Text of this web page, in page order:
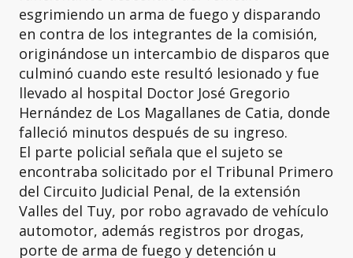
esgrimiendo un arma de fuego y disparando
en contra de los integrantes de la comisión,
originándose un intercambio de disparos que
culminó cuando este resultó lesionado y fue
llevado al hospital Doctor José Gregorio
Hernández de Los Magallanes de Catia, donde
falleció minutos después de su ingreso.
El parte policial señala que el sujeto se
encontraba solicitado por el Tribunal Primero
del Circuito Judicial Penal, de la extensión
Valles del Tuy, por robo agravado de vehículo
automotor, además registros por drogas,
porte de arma de fuego y detención u